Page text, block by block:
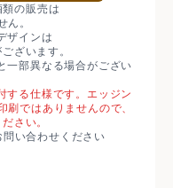
の販売は
。
ザインは
ざいます。
一部異なる場合がござい
る仕様です。エッジン
ではありませんので、
さい。
い合わせください